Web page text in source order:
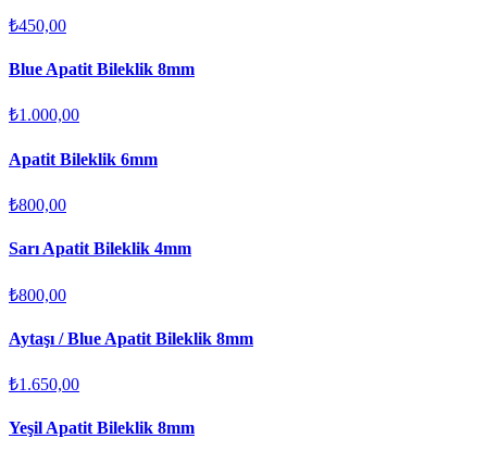
₺450,00
Blue Apatit Bileklik 8mm
₺1.000,00
Apatit Bileklik 6mm
₺800,00
Sarı Apatit Bileklik 4mm
₺800,00
Aytaşı / Blue Apatit Bileklik 8mm
₺1.650,00
Yeşil Apatit Bileklik 8mm